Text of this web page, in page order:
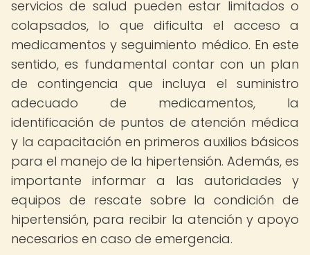
servicios de salud pueden estar limitados o
colapsados, lo que dificulta el acceso a
medicamentos y seguimiento médico. En este
sentido, es fundamental contar con un plan
de contingencia que incluya el suministro
adecuado de medicamentos, la
identificación de puntos de atención médica
y la capacitación en primeros auxilios básicos
para el manejo de la hipertensión. Además, es
importante informar a las autoridades y
equipos de rescate sobre la condición de
hipertensión, para recibir la atención y apoyo
necesarios en caso de emergencia.